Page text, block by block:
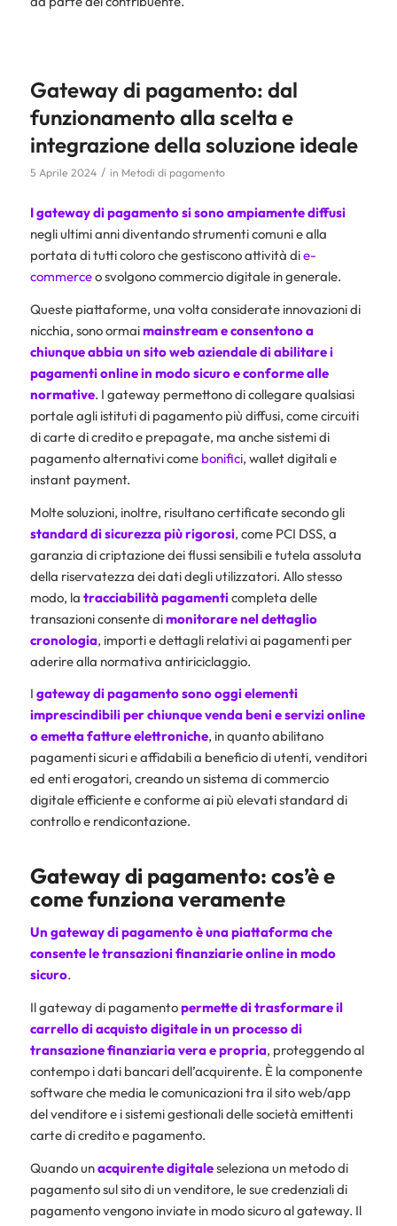
Gateway di pagamento: dal
funzionamento alla scelta e
integrazione della soluzione ideale
5 Aprile 2024 / in Metodi di pagamento
I gateway di pagamento si sono ampiamente diffusi
negli ultimi anni diventando strumenti comuni e alla
portata di tutti coloro che gestiscono attività die-
commerceo svolgono commercio digitale in generale.
Queste piattaforme, una volta considerate innovazioni di
nicchia, sono ormaimainstream e consentono a
chiunque abbia un sito web aziendale di abilitare i
pagamenti online in modo sicuro e conforme alle
normative. I gateway permettono di collegare qualsiasi
portale agli istituti di pagamento più diffusi, come circuiti
di carte di credito e prepagate, ma anche sistemi di
pagamento alternativi come bonifici, wallet digitali e
instant payment.
Molte soluzioni, inoltre, risultano certificate secondo gli
standard di sicurezza più rigorosi, come PCI DSS, a
garanzia di criptazione dei flussi sensibili e tutela assoluta
della riservatezza dei dati degli utilizzatori. Allo stesso
modo, la tracciabilità pagamenticompleta delle
transazioni consente dimonitorare nel dettaglio
cronologia, importi e dettagli relativi ai pagamenti per
aderire alla normativa antiriciclaggio.
I gateway di pagamento sono oggi elementi
imprescindibili per chiunque venda beni e servizi online
o emetta fatture elettroniche, in quanto abilitano
pagamenti sicuri e affidabili a beneficio di utenti, venditori
ed enti erogatori, creando un sistema di commercio
digitale efficiente e conforme ai più elevati standard di
controllo e rendicontazione.
Gateway di pagamento: cos’è e
come funziona veramente
Un gateway di pagamento è una piattaforma che
consente le transazioni finanziarie online in modo
sicuro.
Il gateway di pagamentopermette di trasformare il
carrello di acquisto digitale in un processo di
transazione finanziaria vera e propria, proteggendo al
contempo i dati bancari dell’acquirente. È la componente
software che media le comunicazioni tra il sito web/app
del venditore e i sistemi gestionali delle società emittenti
carte di credito e pagamento.
Quando unacquirente digitaleseleziona un metodo di
pagamento sul sito di un venditore, le sue credenziali di
pagamento vengono inviate in modo sicuro al gateway. Il